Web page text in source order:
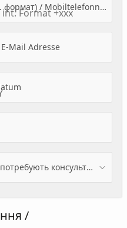
Міжнародний формат (Міжн. формат) / Mobiltelefonnummer
Mail Adresse(Value Required)
Скільки членів сім’ї крім Вас потребують консультації? / Wieviele Familienmitglieder brauchen Beratung - zusätzlich zu Ihnen?
/